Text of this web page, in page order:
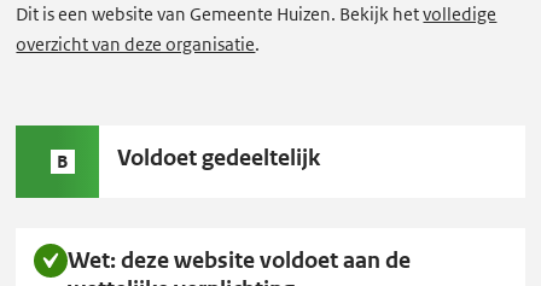
G
e
e
n
Dit is een website van Gemeente Huizen. Bekijk hetvolledige
overzicht van deze organisatie.
Status
Voldoet gedeeltelijk
B
Wet: deze website voldoet aan de